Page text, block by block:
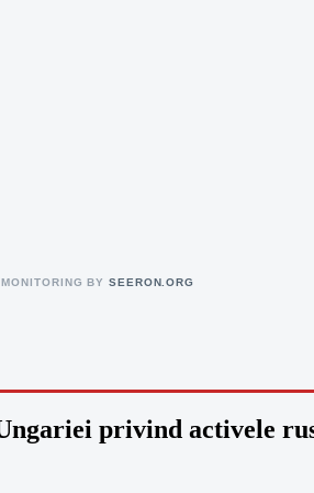
MONITORING BYSEERON.ORG
privind activele